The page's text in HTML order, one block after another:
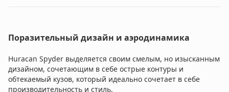
Поразительный дизайн и аэродинамика
Huracan Spyder выделяется своим смелым, но изысканным
дизайном, сочетающим в себе острые контуры и
обтекаемый кузов, который идеально сочетает в себе
производительность и стиль.